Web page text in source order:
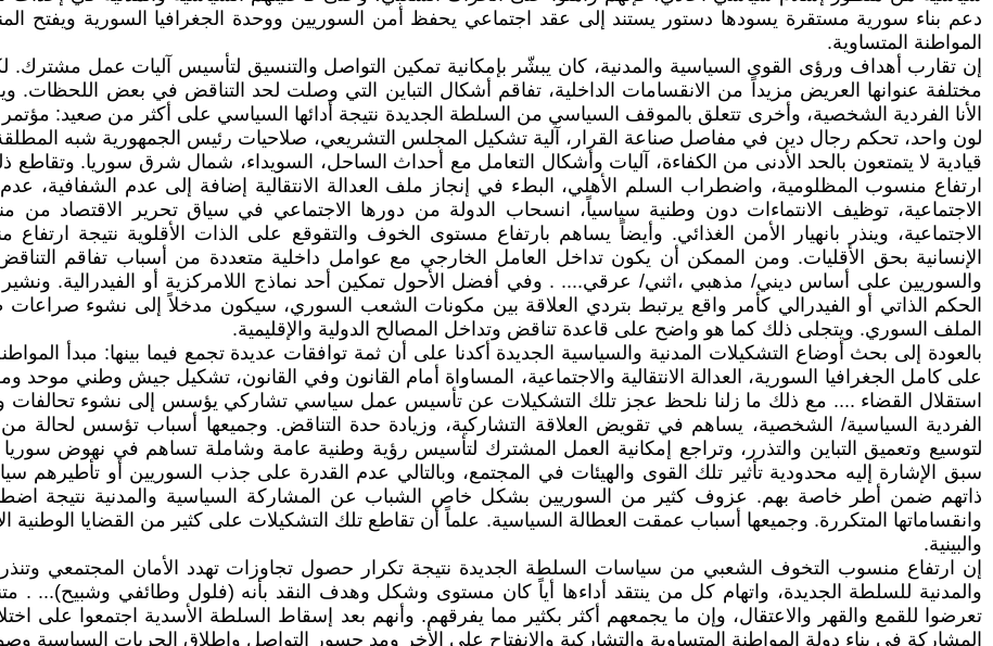
دعم بناء سورية مستقرة يسودها دستور يستند إلى عقد اجتماعي يحفظ أمن السوريين ووحدة الجغرافيا السورية ويفتح
المواطنة المتساوية.
إن تقارب أهداف ورؤى القوى السياسية والمدنية، كان يبشّر بإمكانية تمكين التواصل والتنسيق لتأسيس آليات عمل
مختلفة عنوانها العريض مزيداً من الانقسامات الداخلية، تفاقم أشكال التباين التي وصلت لحد التناقض في بعض اللحظات.
الأنا الفردية الشخصية، وأخرى تتعلق بالموقف السياسي من السلطة الجديدة نتيجة أدائها السياسي على أكثر من صعيد:
لون واحد، تحكم رجال دين في مفاصل صناعة القرار، آلية تشكيل المجلس التشريعي، صلاحيات رئيس الجمهورية شبه
قيادية لا يتمتعون بالحد الأدنى من الكفاءة، آليات وأشكال التعامل مع أحداث الساحل، السويداء، شمال شرق سوريا.
ارتفاع منسوب المظلومية، واضطراب السلم الأهلي، البطء في إنجاز ملف العدالة الانتقالية إضافة إلى عدم الشفافية،
الاجتماعية، توظيف الانتماءات دون وطنية سياسياً، انسحاب الدولة من دورها الاجتماعي في سياق تحرير الاقتصاد من
الاجتماعية، وينذر بانهيار الأمن الغذائي. وأيضاً يساهم بارتفاع مستوى الخوف والتقوقع على الذات الأقلوية نتيجة
الإنسانية بحق الأقليات. ومن الممكن أن يكون تداخل العامل الخارجي مع عوامل داخلية متعددة من أسباب تفاقم
والسوريين على أساس ديني/ مذهبي ،اثني/ عرقي.... . وفي أفضل الأحول تمكين أحد نماذج اللامركزية أو الفيدرالية.
الحكم الذاتي أو الفيدرالي كأمر واقع يرتبط بتردي العلاقة بين مكونات الشعب السوري، سيكون مدخلاً إلى نشوء
الملف السوري. ويتجلى ذلك كما هو واضح على قاعدة تناقض وتداخل المصالح الدولية والإقليمية.
بالعودة إلى بحث أوضاع التشكيلات المدنية والسياسية الجديدة أكدنا على أن ثمة توافقات عديدة تجمع فيما بينها: مبدأ
على كامل الجغرافيا السورية، العدالة الانتقالية والاجتماعية، المساواة أمام القانون وفي القانون، تشكيل جيش وطني موحد
استقلال القضاء .... مع ذلك ما زلنا نلحظ عجز تلك التشكيلات عن تأسيس عمل سياسي تشاركي يؤسس إلى نشوء تحالفات
الفردية السياسية/ الشخصية، يساهم في تقويض العلاقة التشاركية، وزيادة حدة التناقض. وجميعها أسباب تؤسس لحالة
لتوسيع وتعميق التباين والتذرر، وتراجع إمكانية العمل المشترك لتأسيس رؤية وطنية عامة وشاملة تساهم في نهوض
سبق الإشارة إليه محدودية تأثير تلك القوى والهيئات في المجتمع، وبالتالي عدم القدرة على جذب السوريين أو
ذاتهم ضمن أطر خاصة بهم. عزوف كثير من السوريين بشكل خاص الشباب عن المشاركة السياسية والمدنية نتيجة
وانقساماتها المتكررة. وجميعها أسباب عمقت العطالة السياسية. علماً أن تقاطع تلك التشكيلات على كثير من القضايا
والبينية.
إن ارتفاع منسوب التخوف الشعبي من سياسات السلطة الجديدة نتيجة تكرار حصول تجاوزات تهدد الأمان المجتمعي
والمدنية للسلطة الجديدة، واتهام كل من ينتقد أداءها أياً كان مستوى وشكل وهدف النقد بأنه (فلول وطائفي وشبيح)... .
تعرضوا للقمع والقهر والاعتقال، وإن ما يجمعهم أكثر بكثير مما يفرقهم. وأنهم بعد إسقاط السلطة الأسدية اجتمعوا على
المشاركة في بناء دولة المواطنة المتساوية والتشاركية والانفتاح على الأخر ومد جسور التواصل وإطلاق الحريات السياسية